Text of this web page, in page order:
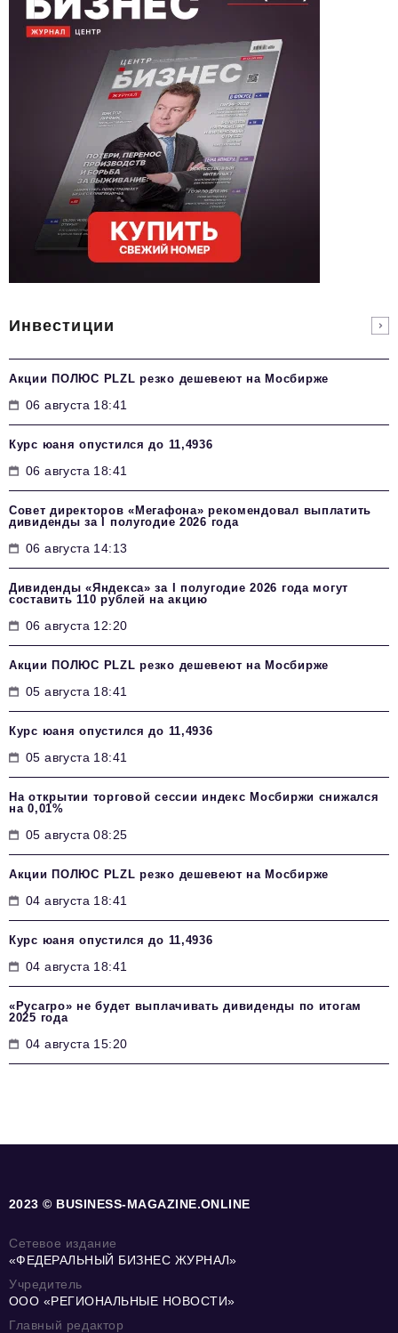
Инвестиции
Акции ПОЛЮС PLZL резко дешевеют на Мосбирже
06 августа 18:41
Курс юаня опустился до 11,4936
06 августа 18:41
Совет директоров «Мегафона» рекомендовал выплатить
дивиденды за I полугодие 2026 года
06 августа 14:13
Дивиденды «Яндекса» за I полугодие 2026 года могут
составить 110 рублей на акцию
06 августа 12:20
Акции ПОЛЮС PLZL резко дешевеют на Мосбирже
05 августа 18:41
Курс юаня опустился до 11,4936
05 августа 18:41
На открытии торговой сессии индекс Мосбиржи снижался
на 0,01%
05 августа 08:25
Акции ПОЛЮС PLZL резко дешевеют на Мосбирже
04 августа 18:41
Курс юаня опустился до 11,4936
04 августа 18:41
«Русагро» не будет выплачивать дивиденды по итогам
2025 года
04 августа 15:20
2023 © BUSINESS-MAGAZINE.ONLINE
Сетевое издание
«ФЕДЕРАЛЬНЫЙ БИЗНЕС ЖУРНАЛ»
Учредитель
ООО «РЕГИОНАЛЬНЫЕ НОВОСТИ»
Главный редактор